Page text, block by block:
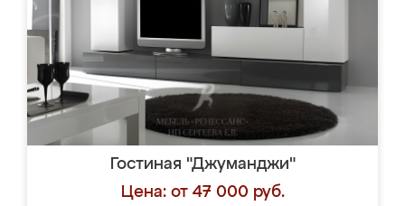
Гостиная "Джуманджи"
Цена: от 47 000 руб.